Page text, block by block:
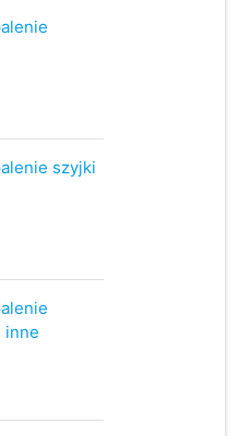
szyjki
inne